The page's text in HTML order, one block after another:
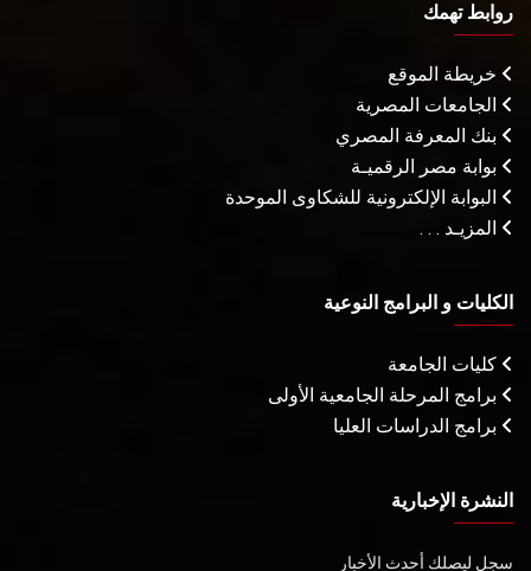
روابط تهمك
خريطة الموقع
الجامعات المصرية
بنك المعرفة المصري
بوابة مصر الرقميـة
البوابة الإلكترونية للشكاوى الموحدة
المزيـد . . .
الكليات و البرامج النوعية
كليات الجامعة
برامج المرحلة الجامعية الأولى
برامج الدراسات العليا
النشرة الإخبارية
سجل ليصلك أحدث الأخبار